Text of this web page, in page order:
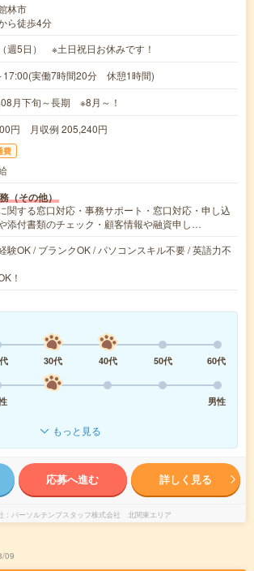
林市
ら徒歩4分
週5日） ※土日祝日お休みです！
17:00(実働7時間20分 休憩1時間)
月下旬～長期 ※8月～！
円 月収例 205,240円
費
（その他）
関する窓口対応・事務サポート・窓口対応・申し込
添付書類のチェック・顧客情報や融資申し…
験OK / ブランクOK / パソコンスキル不要 / 英語力不
！
30代 40代 50代
60代
男性
もっと見る
応募へ進む 詳しく見る
パーソルテンプスタッフ株式会社 北関東エリア
09